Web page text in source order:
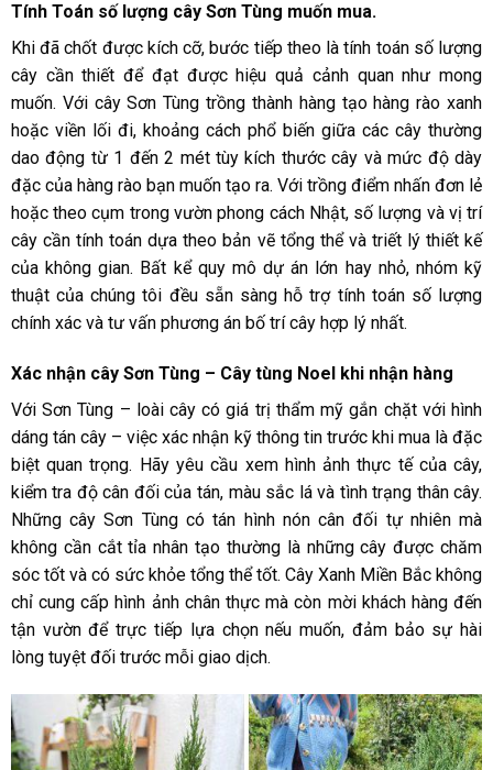
Tính Toán số lượng cây Sơn Tùng muốn mua.
Khi đã chốt được kích cỡ, bước tiếp theo là tính toán số lượng
cây cần thiết để đạt được hiệu quả cảnh quan như mong
muốn. Với cây Sơn Tùng trồng thành hàng tạo hàng rào xanh
hoặc viền lối đi, khoảng cách phổ biến giữa các cây thường
dao động từ 1 đến 2 mét tùy kích thước cây và mức độ dày
đặc của hàng rào bạn muốn tạo ra. Với trồng điểm nhấn đơn lẻ
hoặc theo cụm trong vườn phong cách Nhật, số lượng và vị trí
cây cần tính toán dựa theo bản vẽ tổng thể và triết lý thiết kế
của không gian. Bất kể quy mô dự án lớn hay nhỏ, nhóm kỹ
thuật của chúng tôi đều sẵn sàng hỗ trợ tính toán số lượng
chính xác và tư vấn phương án bố trí cây hợp lý nhất.
Xác nhận cây Sơn Tùng – Cây tùng Noel khi nhận hàng
Với Sơn Tùng – loài cây có giá trị thẩm mỹ gắn chặt với hình
dáng tán cây – việc xác nhận kỹ thông tin trước khi mua là đặc
biệt quan trọng. Hãy yêu cầu xem hình ảnh thực tế của cây,
kiểm tra độ cân đối của tán, màu sắc lá và tình trạng thân cây.
Những cây Sơn Tùng có tán hình nón cân đối tự nhiên mà
không cần cắt tỉa nhân tạo thường là những cây được chăm
sóc tốt và có sức khỏe tổng thể tốt. Cây Xanh Miền Bắc không
chỉ cung cấp hình ảnh chân thực mà còn mời khách hàng đến
tận vườn để trực tiếp lựa chọn nếu muốn, đảm bảo sự hài
lòng tuyệt đối trước mỗi giao dịch.